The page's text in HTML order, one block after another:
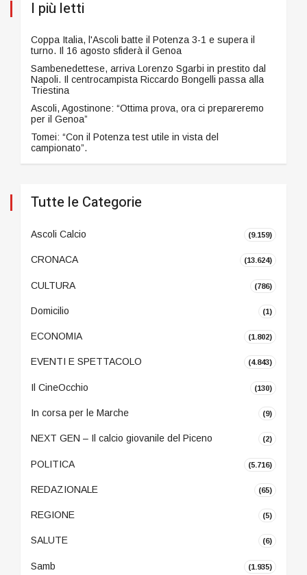
I più letti
Coppa Italia, l'Ascoli batte il Potenza 3-1 e supera il
turno. Il 16 agosto sfiderà il Genoa
Sambenedettese, arriva Lorenzo Sgarbi in prestito dal
Napoli. Il centrocampista Riccardo Bongelli passa alla
Triestina
Ascoli, Agostinone: “Ottima prova, ora ci prepareremo
per il Genoa”
Tomei: “Con il Potenza test utile in vista del
campionato”.
Tutte le Categorie
Ascoli Calcio (9.159)
CRONACA (13.624)
CULTURA (786)
Domicilio (1)
ECONOMIA (1.802)
EVENTI E SPETTACOLO (4.843)
Il CineOcchio (130)
In corsa per le Marche (9)
NEXT GEN – Il calcio giovanile del Piceno (2)
POLITICA (5.716)
REDAZIONALE (65)
REGIONE (5)
SALUTE (6)
Samb (1.935)